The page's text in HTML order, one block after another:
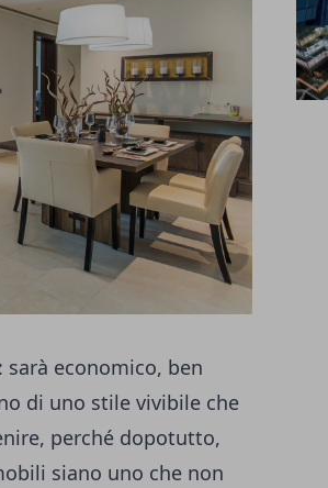
economico, ben
di uno stile vivibile che
perché dopotutto,
siano uno che non